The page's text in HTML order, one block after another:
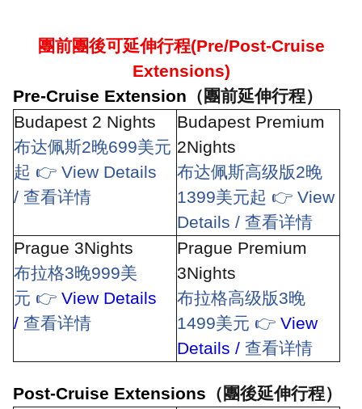
團前團後可延伸行程(Pre/Post-Cruise
Extensions)
Pre-Cruise Extension （團前延伸行程）
Budapest 2 Nights
布达佩斯2晚699美元
起 👉 View Details
/ 查看详情
Budapest Premium
2Nights
布达佩斯高级版2晚
1399美元起 👉 View
Details / 查看详情
Prague 3Nights
布拉格3晚999美
元 👉 View Details
/ 查看详情
Prague Premium
3Nights
布拉格高级版3晚
1499美元 👉 View
Details / 查看详情
Post-Cruise Extensions （團後延伸行程）